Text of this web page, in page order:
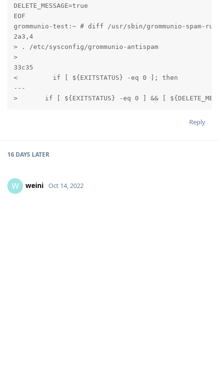
DELETE_MESSAGE=true
EOF
grommunio-test:~ # diff /usr/sbin/grommunio-spam-
2a3,4
> . /etc/sysconfig/grommunio-antispam
>
33c35
<         if [ ${EXITSTATUS} -eq 0 ]; then
---
>       if [ ${EXITSTATUS} -eq 0 ] && [
Reply
16 DAYS LATER
W weini Oct 14, 2022